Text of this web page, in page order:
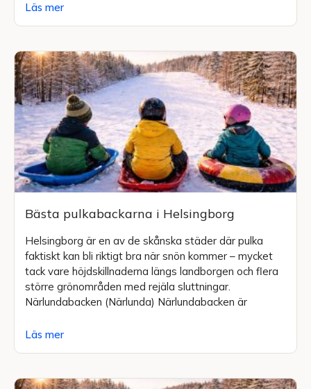
Läs mer
Bästa pulkabackarna i Helsingborg
Helsingborg är en av de skånska städer där pulka
faktiskt kan bli riktigt bra när snön kommer – mycket
tack vare höjdskillnaderna längs landborgen och flera
större grönområden med rejäla sluttningar.
Närlundabacken (Närlunda) Närlundabacken är
Läs mer